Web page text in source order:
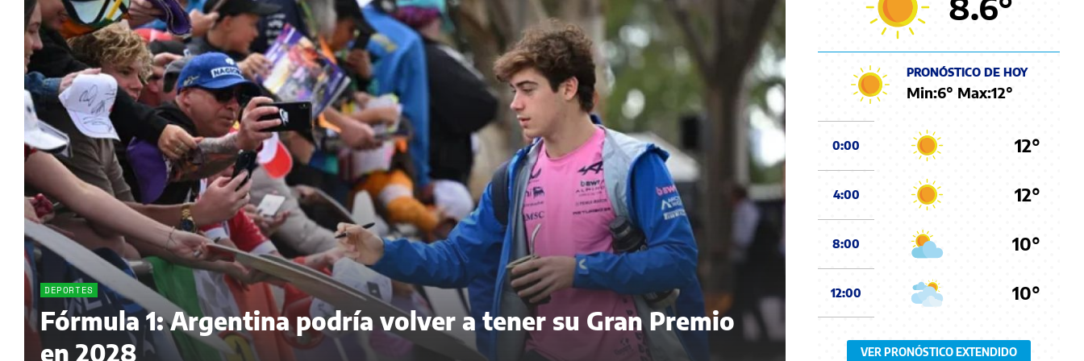
DEPORTES
Fórmula 1: Argentina podría volver a tener su Gran Premio
en 2028
PRONÓSTICO DE HOY
Min:6° Max:12°
0:00 12°
4:00 12°
8:00 10°
12:00 10°
VER PRONÓSTICO EXTENDIDO